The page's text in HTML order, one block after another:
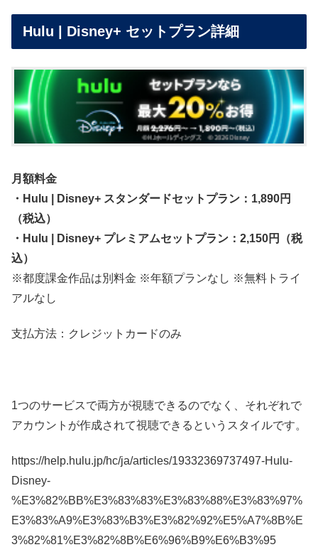
Hulu | Disney+ セットプラン詳細
月額料金
・Hulu | Disney+ スタンダードセットプラン：1,890円
（税込）
・Hulu | Disney+ プレミアムセットプラン：2,150円（税
込）
※都度課金作品は別料金 ※年額プランなし ※無料トライ
アルなし
支払方法：クレジットカードのみ
1つのサービスで両方が視聴できるのでなく、それぞれで
アカウントが作成されて視聴できるというスタイルです。
https://help.hulu.jp/hc/ja/articles/19332369737497-Hulu-
Disney-
%E3%82%BB%E3%83%83%E3%83%88%E3%83%97%
E3%83%A9%E3%83%B3%E3%82%92%E5%A7%8B%E
3%82%81%E3%82%8B%E6%96%B9%E6%B3%95